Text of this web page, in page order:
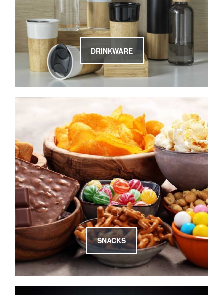
DRINKWARE
SNACKS